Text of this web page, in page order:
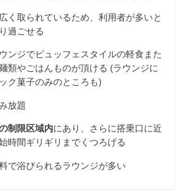
く取られているため、利用者が多いと
過ごせる
ンジでビュッフェスタイルの軽食また
類やごはんものが頂ける (ラウンジに
ク菓子のみのところも)
放題
制限区域内にあり、さらに搭乗口に近
時間ギリギリまでくつろげる
で浴びられるラウンジが多い